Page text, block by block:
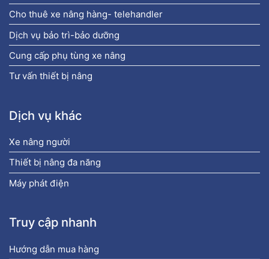
Cho thuê xe nâng hàng- telehandler
Dịch vụ bảo trì-bảo dưỡng
Cung cấp phụ tùng xe nâng
Tư vấn thiết bị nâng
Dịch vụ khác
Xe nâng người
Thiết bị nâng đa năng
Máy phát điện
Truy cập nhanh
Hướng dẫn mua hàng